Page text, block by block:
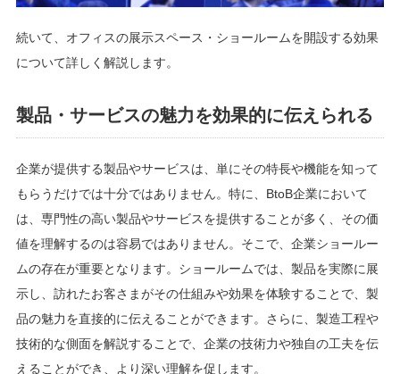
続いて、オフィスの展示スペース・ショールームを開設する効果
について詳しく解説します。
製品・サービスの魅力を効果的に伝えられる
企業が提供する製品やサービスは、単にその特長や機能を知って
もらうだけでは十分ではありません。特に、BtoB企業において
は、専門性の高い製品やサービスを提供することが多く、その価
値を理解するのは容易ではありません。そこで、企業ショールー
ムの存在が重要となります。ショールームでは、製品を実際に展
示し、訪れたお客さまがその仕組みや効果を体験することで、製
品の魅力を直接的に伝えることができます。さらに、製造工程や
技術的な側面を解説することで、企業の技術力や独自の工夫を伝
えることができ、より深い理解を促します。